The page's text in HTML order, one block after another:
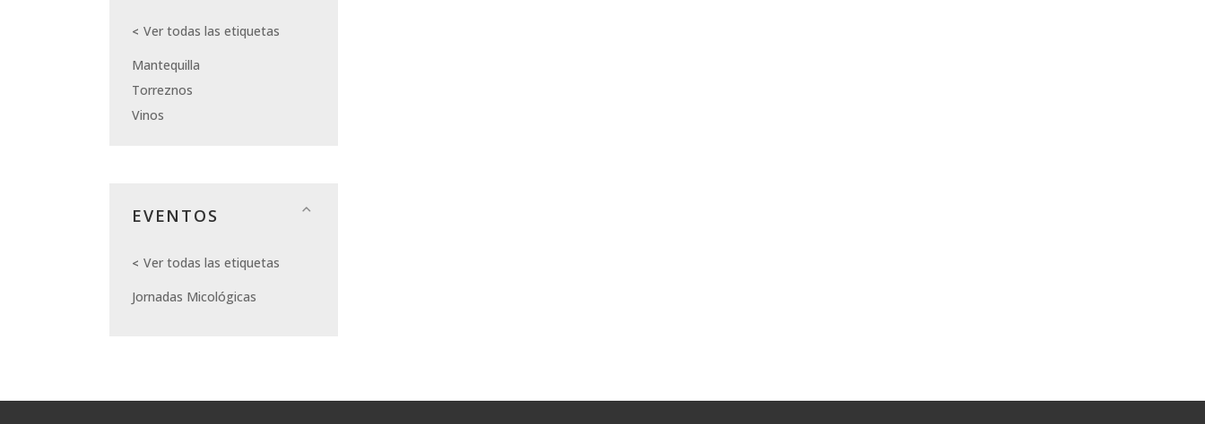
Ver todas las etiquetas
Mantequilla
Torreznos
Vinos
EVENTOS
Ver todas las etiquetas
Jornadas Micológicas